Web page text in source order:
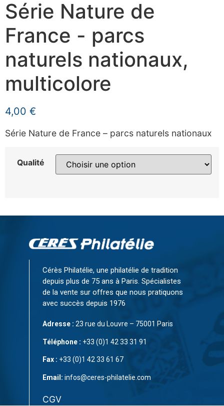
Série Nature de
France - parcs
naturels nationaux,
multicolore
4,00 €
Série Nature de France – parcs naturels nationaux
Qualité
Cérès Philatélie, une philatélie de tradition
depuis plus de 75 ans à Paris. Spécialistes
de la vente sur offres que nous pratiquons
avec succès depuis 1976
Adresse : 23 rue du Louvre – 75001 Paris
Téléphone : +33 (0)1 42 33 31 91
Fax : +33 (0)1 42 33 61 67
Email: infos@ceres-philatelie.com
CGV